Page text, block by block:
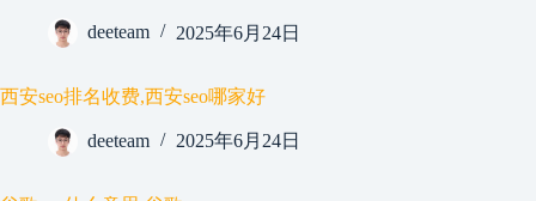
deeteam 2025年6月24日
西安seo排名收费,西安seo哪家好
deeteam 2025年6月24日